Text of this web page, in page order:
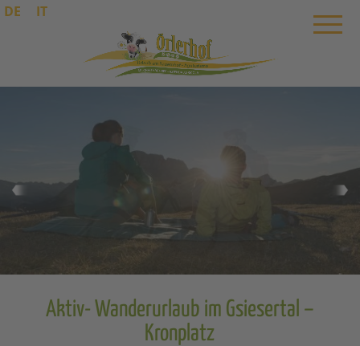
DE IT
Aktiv- Wanderurlaub im Gsiesertal –
Kronplatz